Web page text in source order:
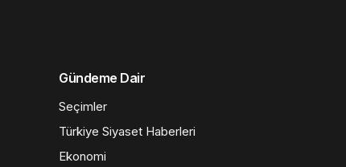
Gündeme Dair
Seçimler
Türkiye Siyaset Haberleri
Ekonomi